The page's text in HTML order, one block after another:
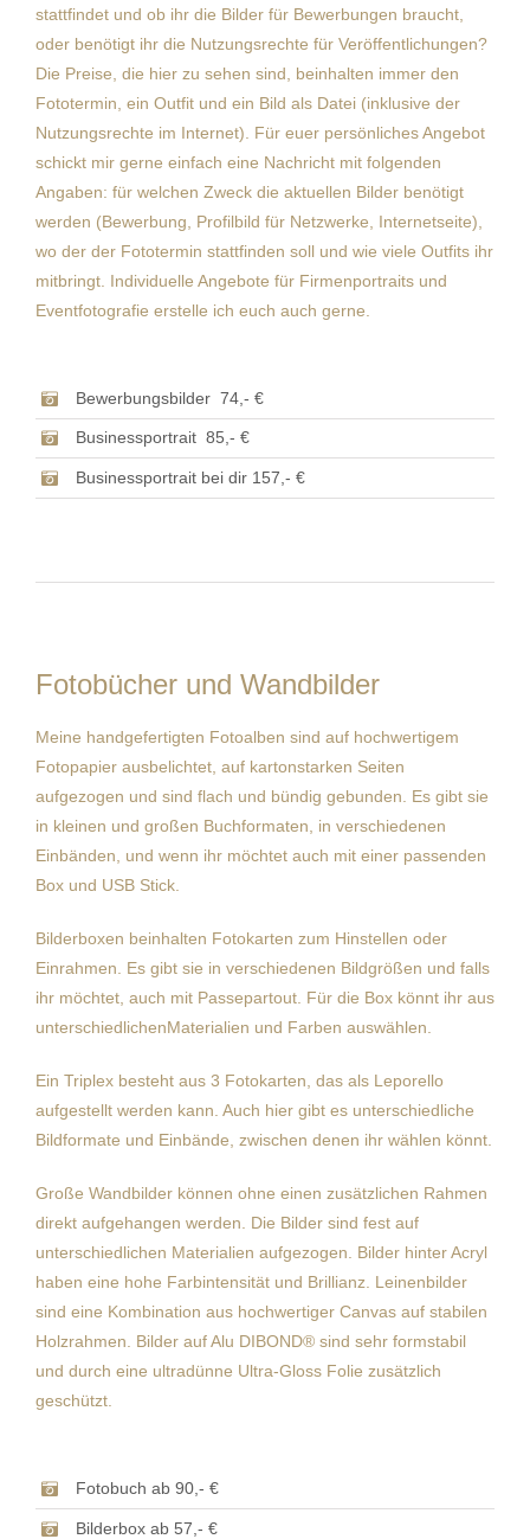
stattfindet und ob ihr die Bilder für Bewerbungen braucht,
oder benötigt ihr die Nutzungsrechte für Veröffentlichungen?
Die Preise, die hier zu sehen sind, beinhalten immer den
Fototermin, ein Outfit und ein Bild als Datei (inklusive der
Nutzungsrechte im Internet). Für euer persönliches Angebot
schickt mir gerne einfach eine Nachricht mit folgenden
Angaben: für welchen Zweck die aktuellen Bilder benötigt
werden (Bewerbung, Profilbild für Netzwerke, Internetseite),
wo der der Fototermin stattfinden soll und wie viele Outfits ihr
mitbringt. Individuelle Angebote für Firmenportraits und
Eventfotografie erstelle ich euch auch gerne.
Bewerbungsbilder 74,- €
Businessportrait 85,- €
Businessportrait bei dir 157,- €
Fotobücher und Wandbilder
Meine handgefertigten Fotoalben sind auf hochwertigem
Fotopapier ausbelichtet, auf kartonstarken Seiten
aufgezogen und sind flach und bündig gebunden. Es gibt sie
in kleinen und großen Buchformaten, in verschiedenen
Einbänden, und wenn ihr möchtet auch mit einer passenden
Box und USB Stick.
Bilderboxen beinhalten Fotokarten zum Hinstellen oder
Einrahmen. Es gibt sie in verschiedenen Bildgrößen und falls
ihr möchtet, auch mit Passepartout. Für die Box könnt ihr aus
unterschiedlichenMaterialien und Farben auswählen.
Ein Triplex besteht aus 3 Fotokarten, das als Leporello
aufgestellt werden kann. Auch hier gibt es unterschiedliche
Bildformate und Einbände, zwischen denen ihr wählen könnt.
Große Wandbilder können ohne einen zusätzlichen Rahmen
direkt aufgehangen werden. Die Bilder sind fest auf
unterschiedlichen Materialien aufgezogen. Bilder hinter Acryl
haben eine hohe Farbintensität und Brillianz. Leinenbilder
sind eine Kombination aus hochwertiger Canvas auf stabilen
Holzrahmen. Bilder auf Alu DIBOND® sind sehr formstabil
und durch eine ultradünne Ultra-Gloss Folie zusätzlich
geschützt.
Fotobuch ab 90,- €
Bilderbox ab 57,- €